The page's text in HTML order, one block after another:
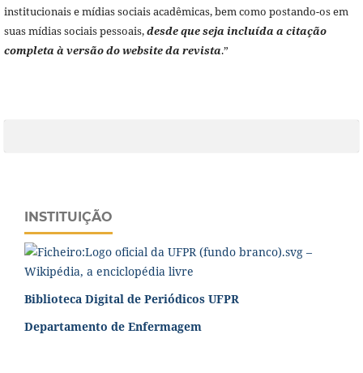
institucionais e mídias sociais acadêmicas, bem como postando-os em
suas mídias sociais pessoais,desde que seja incluída a citação
completa à versão do website da revista.”
INSTITUIÇÃO
Biblioteca Digital de Periódicos UFPR
Departamento de Enfermagem